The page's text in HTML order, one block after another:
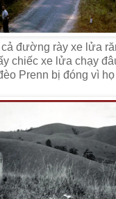
đường rày xe lửa
chiếc xe lửa chạy
Prenn bị đóng vì